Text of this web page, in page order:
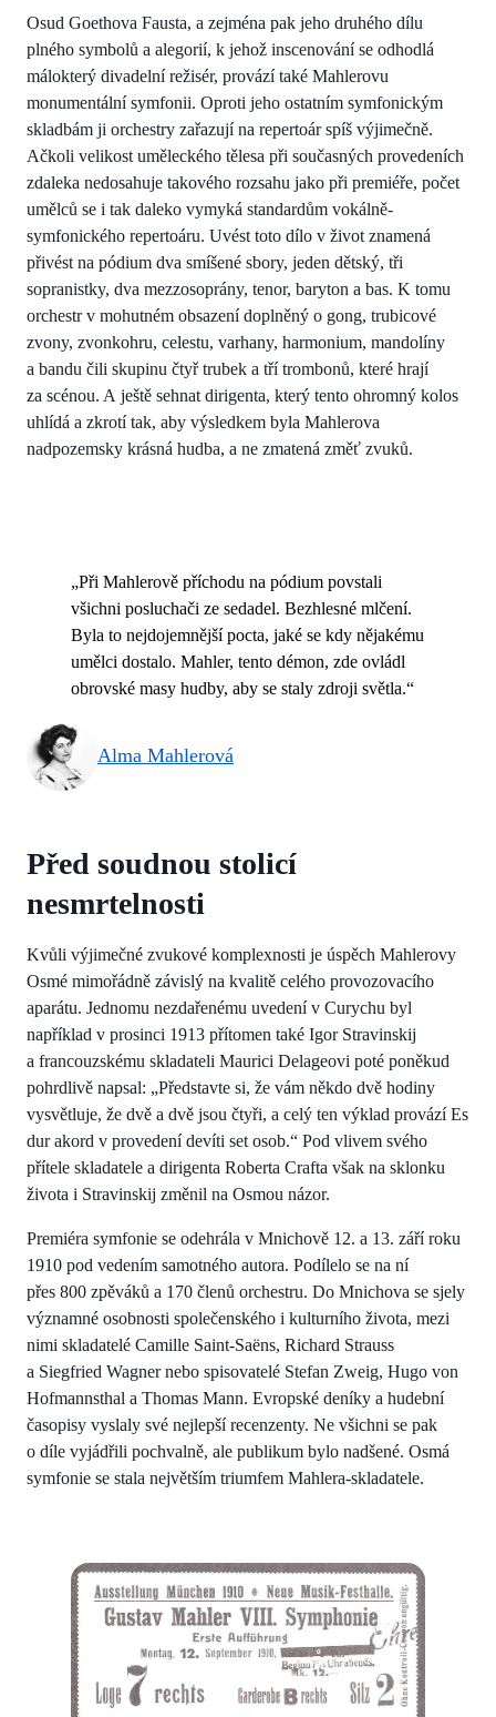
Osud Goethova Fausta, a zejména pak jeho druhého dílu
plného symbolů a alegorií, k jehož inscenování se odhodlá
málokterý divadelní režisér, provází také Mahlerovu
monumentální symfonii. Oproti jeho ostatním symfonickým
skladbám ji orchestry zařazují na repertoár spíš výjimečně.
Ačkoli velikost uměleckého tělesa při současných provedeních
zdaleka nedosahuje takového rozsahu jako při premiéře, počet
umělců se i tak daleko vymyká standardům vokálně-
symfonického repertoáru. Uvést toto dílo v život znamená
přivést na pódium dva smíšené sbory, jeden dětský, tři
sopranistky, dva mezzosoprány, tenor, baryton a bas. K tomu
orchestr v mohutném obsazení doplněný o gong, trubicové
zvony, zvonkohru, celestu, varhany, harmonium, mandolíny
a bandu čili skupinu čtyř trubek a tří trombonů, které hrají
za scénou. A ještě sehnat dirigenta, který tento ohromný kolos
uhlídá a zkrotí tak, aby výsledkem byla Mahlerova
nadpozemsky krásná hudba, a ne zmatená změť zvuků.
„Při Mahlerově příchodu na pódium povstali
všichni posluchači ze sedadel. Bezhlesné mlčení.
Byla to nejdojemnější pocta, jaké se kdy nějakému
umělci dostalo. Mahler, tento démon, zde ovládl
obrovské masy hudby, aby se staly zdroji světla.“
Alma Mahlerová
Před soudnou stolicí
nesmrtelnosti
Kvůli výjimečné zvukové komplexnosti je úspěch Mahlerovy
Osmé mimořádně závislý na kvalitě celého provozovacího
aparátu. Jednomu nezdařenému uvedení v Curychu byl
například v prosinci 1913 přítomen také Igor Stravinskij
a francouzskému skladateli Maurici Delageovi poté poněkud
pohrdlivě napsal: „Představte si, že vám někdo dvě hodiny
vysvětluje, že dvě a dvě jsou čtyři, a celý ten výklad provází Es
dur akord v provedení devíti set osob.“ Pod vlivem svého
přítele skladatele a dirigenta Roberta Crafta však na sklonku
života i Stravinskij změnil na Osmou názor.
Premiéra symfonie se odehrála v Mnichově 12. a 13. září roku
1910 pod vedením samotného autora. Podílelo se na ní
přes 800 zpěváků a 170 členů orchestru. Do Mnichova se sjely
významné osobnosti společenského i kulturního života, mezi
nimi skladatelé Camille Saint-Saëns, Richard Strauss
a Siegfried Wagner nebo spisovatelé Stefan Zweig, Hugo von
Hofmannsthal a Thomas Mann. Evropské deníky a hudební
časopisy vyslaly své nejlepší recenzenty. Ne všichni se pak
o díle vyjádřili pochvalně, ale publikum bylo nadšené. Osmá
symfonie se stala největším triumfem Mahlera-skladatele.